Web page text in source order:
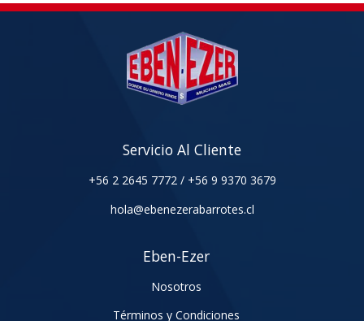
Servicio Al Cliente
+56 2 2645 7772 / +56 9 9370 3679
hola@ebenezerabarrotes.cl
Eben-Ezer
Nosotros
Términos y Condiciones